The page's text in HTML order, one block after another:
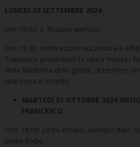
LUNEDÌ 30 SETTEMBRE 2024
Ore 18.00: s. Rosario animato
Ore 18.30: celebrazione eucaristica e
Francesco presiedono la santa messa i
della Madonna delle grazie, al termine
una icona in ricordo.
MARTEDÌ 01 OTTOBRE 2024
FRANCESCO
ORE 18.00: santo rosario animato dalle
padre kolbe